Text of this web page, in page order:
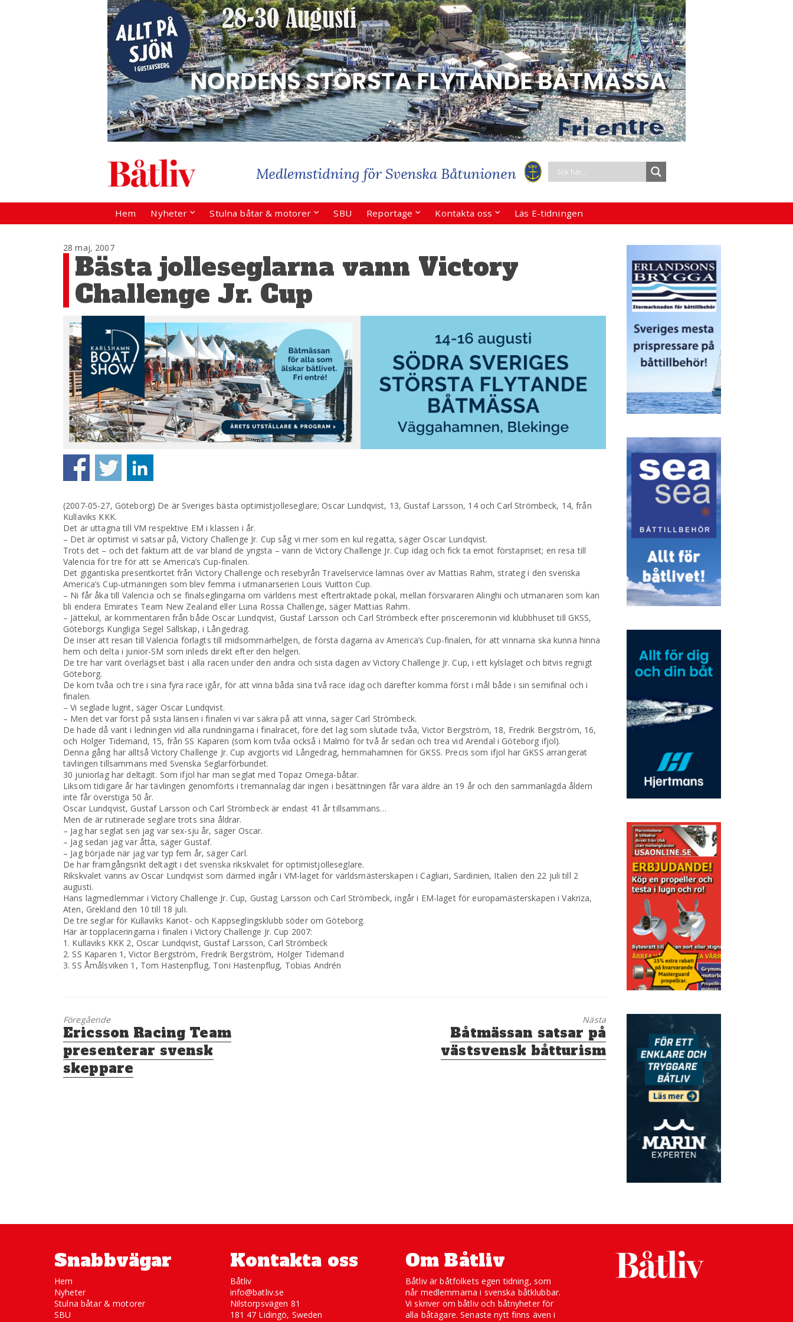
Hem Nyheter Stulna båtar & motorer SBU Reportage Kontakta oss Läs E-tidningen
28 maj, 2007
Bästa jolleseglarna vann Victory
Challenge Jr. Cup
(2007-05-27, Göteborg) De är Sveriges bästa optimistjolleseglare; Oscar Lundqvist, 13, Gustaf Larsson, 14 och Carl Strömbeck, 14, från
Kullaviks KKK.
Det är uttagna till VM respektive EM i klassen i år.
– Det är optimist vi satsar på, Victory Challenge Jr. Cup såg vi mer som en kul regatta, säger Oscar Lundqvist.
Trots det – och det faktum att de var bland de yngsta – vann de Victory Challenge Jr. Cup idag och fick ta emot förstapriset; en resa till
Valencia för tre för att se America’s Cup-finalen.
Det gigantiska presentkortet från Victory Challenge och resebyrån Travelservice lämnas över av Mattias Rahm, strateg i den svenska
America’s Cup-utmaningen som blev femma i utmanarserien Louis Vuitton Cup.
– Ni får åka till Valencia och se finalseglingarna om världens mest eftertraktade pokal, mellan försvararen Alinghi och utmanaren som kan
bli endera Emirates Team New Zealand eller Luna Rossa Challenge, säger Mattias Rahm.
– Jättekul, är kommentaren från både Oscar Lundqvist, Gustaf Larsson och Carl Strömbeck efter prisceremonin vid klubbhuset till GKSS,
Göteborgs Kungliga Segel Sällskap, i Långedrag.
De inser att resan till Valencia förlagts till midsommarhelgen, de första dagarna av America’s Cup-finalen, för att vinnarna ska kunna hinna
hem och delta i junior-SM som inleds direkt efter den helgen.
De tre har varit överlägset bäst i alla racen under den andra och sista dagen av Victory Challenge Jr. Cup, i ett kylslaget och bitvis regnigt
Göteborg.
De kom tvåa och tre i sina fyra race igår, för att vinna båda sina två race idag och därefter komma först i mål både i sin semifinal och i
finalen.
– Vi seglade lugnt, säger Oscar Lundqvist.
– Men det var först på sista länsen i finalen vi var säkra på att vinna, säger Carl Strömbeck.
De hade då varit i ledningen vid alla rundningarna i finalracet, före det lag som slutade tvåa, Victor Bergström, 18, Fredrik Bergström, 16,
och Holger Tidemand, 15, från SS Kaparen (som kom tvåa också i Malmö för två år sedan och trea vid Arendal i Göteborg ifjol).
Denna gång har alltså Victory Challenge Jr. Cup avgjorts vid Långedrag, hemmahamnen för GKSS. Precis som ifjol har GKSS arrangerat
tävlingen tillsammans med Svenska Seglarförbundet.
30 juniorlag har deltagit. Som ifjol har man seglat med Topaz Omega-båtar.
Liksom tidigare år har tävlingen genomförts i tremannalag där ingen i besättningen får vara äldre än 19 år och den sammanlagda åldern
inte får överstiga 50 år.
Oscar Lundqvist, Gustaf Larsson och Carl Strömbeck är endast 41 år tillsammans…
Men de är rutinerade seglare trots sina åldrar.
– Jag har seglat sen jag var sex-sju år, säger Oscar.
– Jag sedan jag var åtta, säger Gustaf.
– Jag började när jag var typ fem år, säger Carl.
De har framgångsrikt deltagit i det svenska rikskvalet för optimistjolleseglare.
Rikskvalet vanns av Oscar Lundqvist som därmed ingår i VM-laget för världsmästerskapen i Cagliari, Sardinien, Italien den 22 juli till 2
augusti.
Hans lagmedlemmar i Victory Challenge Jr. Cup, Gustag Larsson och Carl Strömbeck, ingår i EM-laget för europamästerskapen i Vakriza,
Aten, Grekland den 10 till 18 juli.
De tre seglar för Kullaviks Kanot- och Kappseglingsklubb söder om Göteborg.
Här är topplaceringarna i finalen i Victory Challenge Jr. Cup 2007:
1. Kullaviks KKK 2, Oscar Lundqvist, Gustaf Larsson, Carl Strömbeck
2. SS Kaparen 1, Victor Bergström, Fredrik Bergström, Holger Tidemand
3. SS Åmålsviken 1, Tom Hastenpflug, Toni Hastenpflug, Tobias Andrén
Föregående
Föregående
inlägg:
Ericsson Racing Team
presenterar svensk
skeppare
Nästa
Nästa
inlägg:
Båtmässan satsar på
västsvensk båtturism
Snabbvägar
Hem
Nyheter
Stulna båtar & motorer
SBU
Kontakta oss
Båtliv
info@batliv.se
Nilstorpsvägen 81
181 47 Lidingö, Sweden
Om Båtliv
Båtliv är båtfolkets egen tidning, som
når medlemmarna i svenska båtklubbar.
Vi skriver om båtliv och båtnyheter för
alla båtägare. Senaste nytt finns även i